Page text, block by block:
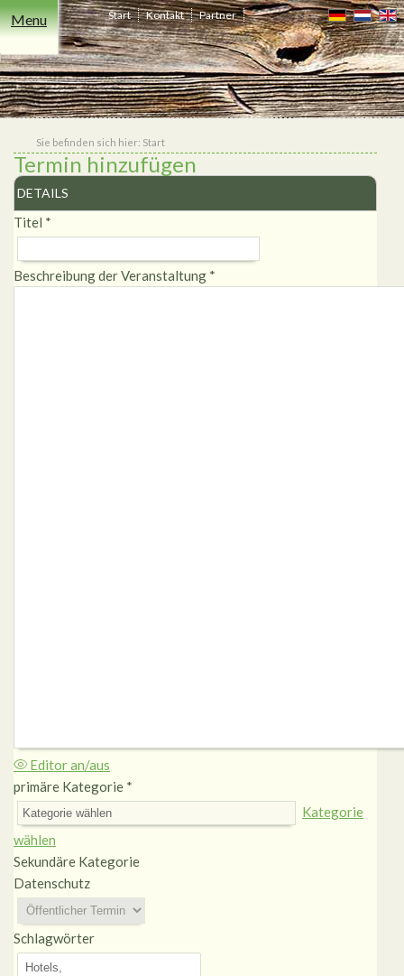
Menu
Freizeit
Übernachten
Events
Essen
&
Trinken
Niederrhein
Heiraten
Shop
Start Kontakt Partner
Sie befinden sich hier: Start
Termin hinzufügen
DETAILS
Titel *
Beschreibung der Veranstaltung *
Editor an/aus
primäre Kategorie *
Kategorie
wählen
Sekundäre Kategorie
Datenschutz
Schlagwörter